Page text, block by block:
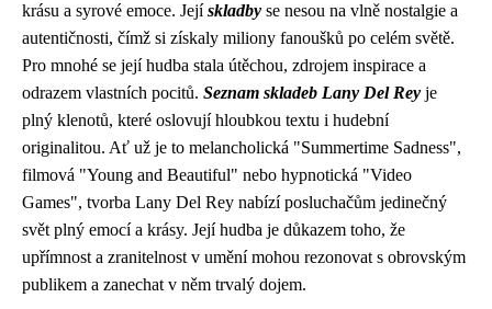
krásu a syrové emoce. Jejískladby se nesou na vlně nostalgie a
autentičnosti, čímž si získaly miliony fanoušků po celém světě.
Pro mnohé se její hudba stala útěchou, zdrojem inspirace a
odrazem vlastních pocitů. Seznam skladeb Lany Del Rey je
plný klenotů, které oslovují hloubkou textu i hudební
originalitou. Ať už je to melancholická "Summertime Sadness",
filmová "Young and Beautiful" nebo hypnotická "Video
Games", tvorba Lany Del Rey nabízí posluchačům jedinečný
svět plný emocí a krásy. Její hudba je důkazem toho, že
upřímnost a zranitelnost v umění mohou rezonovat s obrovským
publikem a zanechat v něm trvalý dojem.